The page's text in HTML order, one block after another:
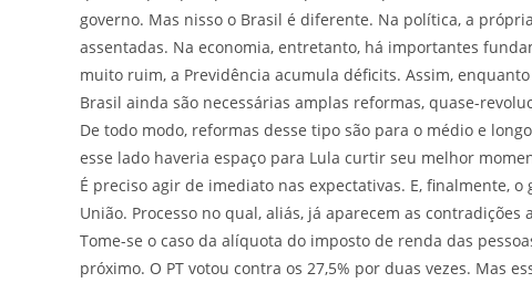
governo. Mas nisso o Brasil é diferente. Na política, a
assentadas. Na economia, entretanto, há importantes
muito ruim, a Previdência acumula déficits. Assim,
Brasil ainda são necessárias amplas reformas, quase-
De todo modo, reformas desse tipo são para o médio e
esse lado haveria espaço para Lula curtir seu melhor
É preciso agir de imediato nas expectativas. E, finalmente,
União. Processo no qual, aliás, já aparecem as
Tome-se o caso da alíquota do imposto de renda das
próximo. O PT votou contra os 27,5% por duas vezes. Mas